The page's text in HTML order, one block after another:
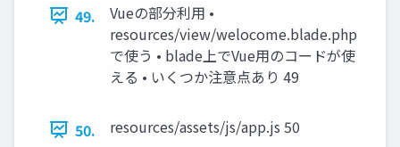
49.
Vueの部分利用 •
resources/view/welocome.blade.php
で使う • blade上でVue用のコードが使
える • いくつか注意点あり 49
50. resources/assets/js/app.js 50